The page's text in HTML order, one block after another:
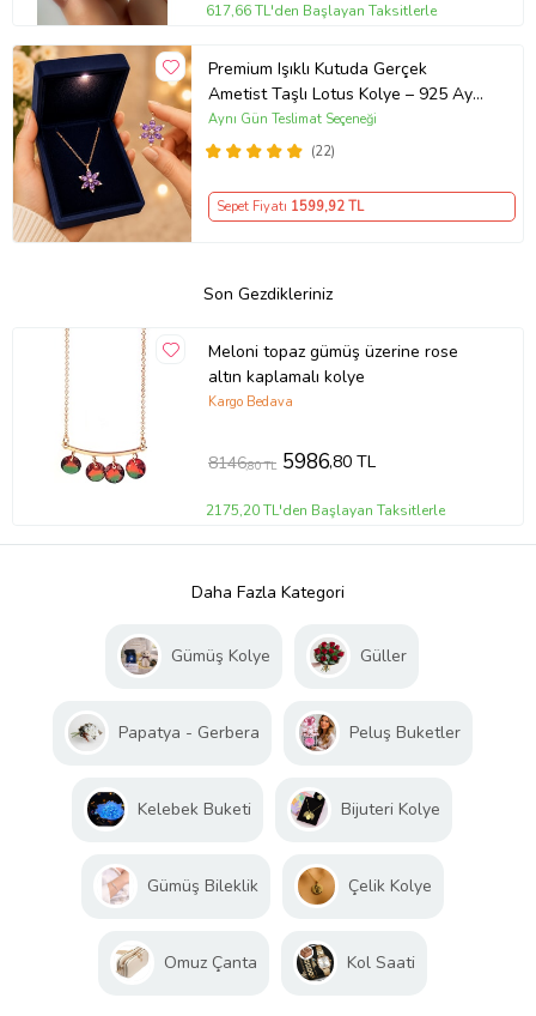
617,66 TL'den Başlayan Taksitlerle
Premium Işıklı Kutuda Gerçek
Ametist Taşlı Lotus Kolye – 925 Ayar
Gümüş Kadın Kolye
(22)
Aynı Gün Teslimat Seçeneği
Sepet Fiyatı 1599,92 TL
Son Gezdikleriniz
Meloni topaz gümüş üzerine rose
altın kaplamalı kolye
Kargo Bedava
8146,80 TL 5986,80 TL
2175,20 TL'den Başlayan Taksitlerle
Daha Fazla Kategori
Gümüş Kolye Güller
Papatya - Gerbera Peluş Buketler
Kelebek Buketi Bijuteri Kolye
Gümüş Bileklik Çelik Kolye
Omuz Çanta Kol Saati